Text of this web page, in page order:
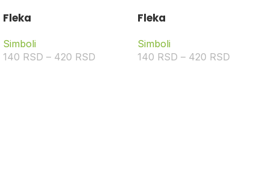
Fleka
Simboli
140 RSD – 420 RSD
Fleka
Simboli
140 RSD – 420 RSD